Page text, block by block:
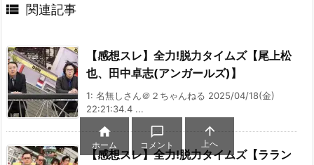
 関連記事
【感想スレ】全力!脱力タイムズ【尾上松
也、田中卓志(アンガールズ)】
1: 名無しさん＠２ちゃんねる 2025/04/18(金)
22:21:34.4 ...
【感想スレ】全力!脱力タイムズ【ララン

ホーム

コメント

上へ